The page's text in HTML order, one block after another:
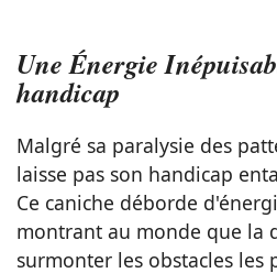
Une Énergie
handicap
Malgré sa paralysie des
laisse pas son handicap
Ce caniche déborde
montrant au monde que la
surmonter les obstacles les